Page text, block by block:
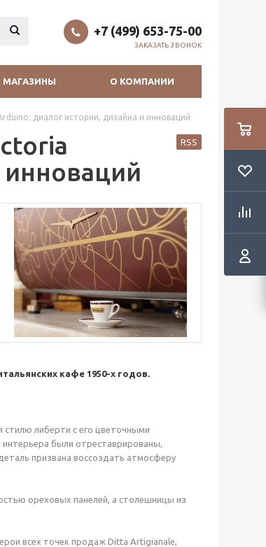
+7 (499) 653-75-00
ЗАКАЗАТЬ ЗВОНОК
МАГАЗИНЫ О КОМПАНИИ
диалог истории, дизайна и инноваций
инноваций
RSS
кафе 1950-х годов.
стилю либерти с его цветочными
были отреставрированы,
призвана воссоздать атмосферу
ореховых панелей, а столешницы из
всех точек продаж Ditta Artigianale,